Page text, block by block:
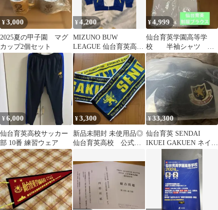
¥3,000
2025夏の甲子園 マグ
カップ2個セット
¥4,200
MIZUNO BUW
LEAGUE 仙台育英高校
野球部 ジャージ
¥4,999
仙台育英学園高等学
校 半袖シャツ M
新品未開封品
¥6,000
仙台育英高校サッカー
部 10番 練習ウェア
¥3,300
新品未開封 未使用品◎
仙台育英高校 公式タ
¥33,300
仙台育英 SENDAI
IKUEI GAKUEN ネイビ